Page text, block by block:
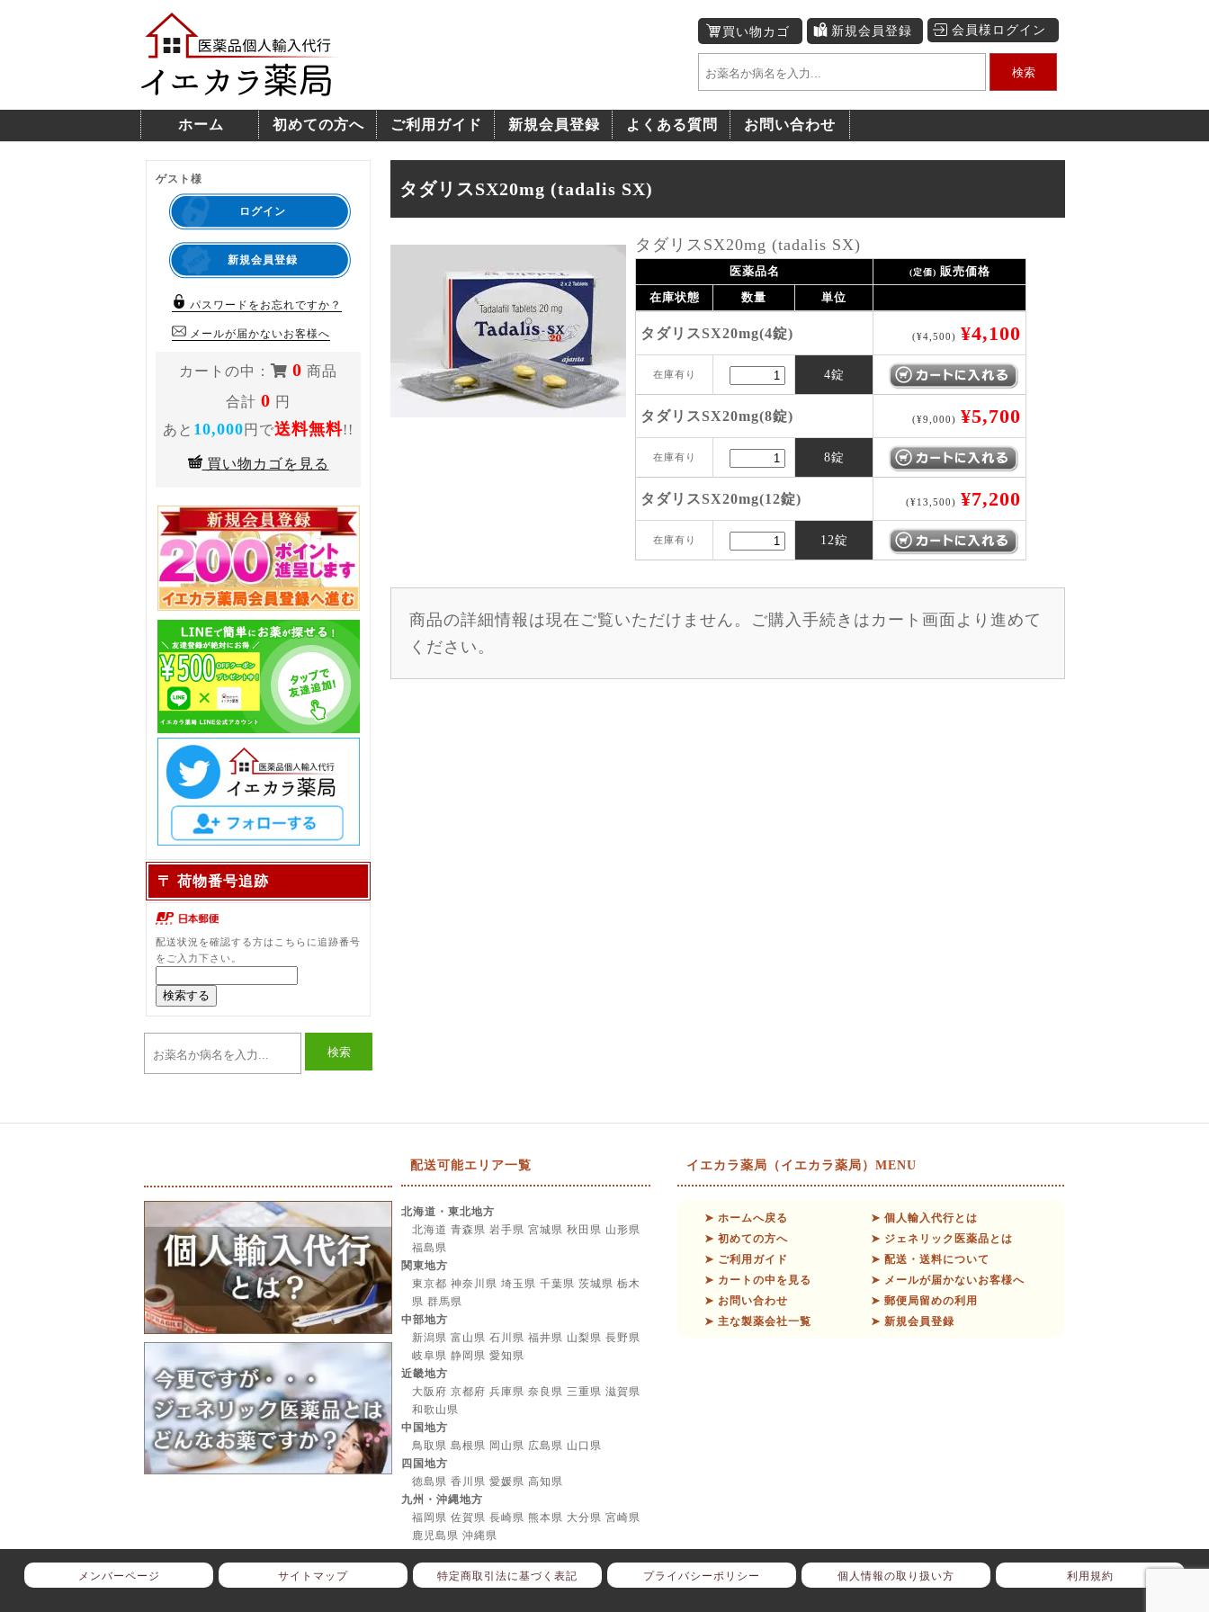
買い物カゴ 新規会員登録 会員様ログイン
検索
ホーム 初めての方へ ご利用ガイド 新規会員登録 よくある質問 お問い合わせ
タダリスSX20mg (tadalis SX)
タダリスSX20mg (tadalis SX)
医薬品名 (定価) 販売価格
在庫状態
数量 単位
タダリスSX20mg(4錠) (¥4,500) ¥4,100
在庫有り 4錠
タダリスSX20mg(8錠) (¥9,000) ¥5,700
在庫有り 8錠
タダリスSX20mg(12錠) (¥13,500) ¥7,200
在庫有り 12錠
商品の詳細情報は現在ご覧いただけません。ご購入手続きはカート画面より進めて
ください。
ゲスト様
ログイン
新規会員登録
パスワードをお忘れですか？
メールが届かないお客様へ
カートの中： 0 商品
合計 0 円
あと 10,000 円で送料無料!!
買い物カゴを見る
〒 荷物番号追跡
配送状況を確認する方はこちらに追跡番号
をご入力下さい。
検索
配送可能エリア一覧
北海道・東北地方
北海道 青森県 岩手県 宮城県 秋田県 山形県
福島県
関東地方
東京都 神奈川県 埼玉県 千葉県 茨城県 栃木
県 群馬県
中部地方
新潟県 富山県 石川県 福井県 山梨県 長野県
岐阜県 静岡県 愛知県
近畿地方
大阪府 京都府 兵庫県 奈良県 三重県 滋賀県
和歌山県
中国地方
鳥取県 島根県 岡山県 広島県 山口県
四国地方
徳島県 香川県 愛媛県 高知県
九州・沖縄地方
福岡県 佐賀県 長崎県 熊本県 大分県 宮崎県
鹿児島県 沖縄県
イエカラ薬局（イエカラ薬局）MENU
➤ ホームへ戻る
➤ 初めての方へ
➤ ご利用ガイド
➤ カートの中を見る
➤ お問い合わせ
➤ 主な製薬会社一覧
➤ 個人輸入代行とは
➤ ジェネリック医薬品とは
➤ 配送・送料について
➤ メールが届かないお客様へ
➤ 郵便局留めの利用
➤ 新規会員登録
メンバーページ サイトマップ 特定商取引法に基づく表記 プライバシーポリシー 個人情報の取り扱い方 利用規約